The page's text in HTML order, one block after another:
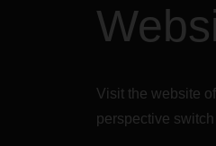
Visit the website
perspective